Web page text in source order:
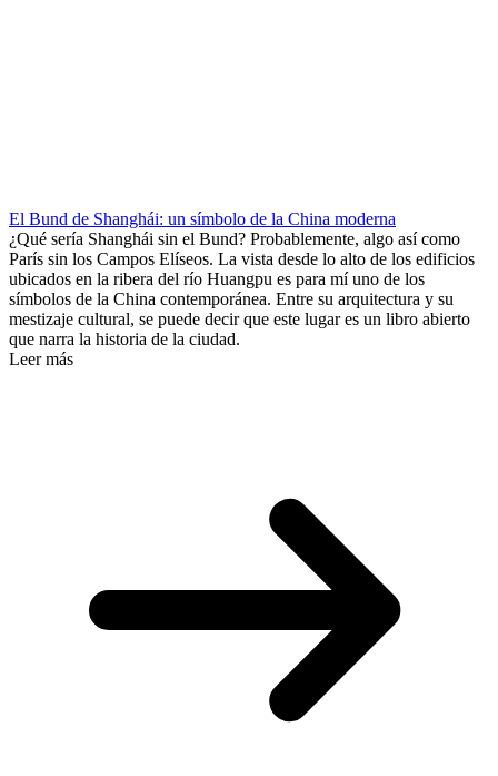
El Bund de Shanghái: un símbolo de la China moderna
¿Qué sería Shanghái sin el Bund? Probablemente, algo así como
París sin los Campos Elíseos. La vista desde lo alto de los edificios
ubicados en la ribera del río Huangpu es para mí uno de los
símbolos de la China contemporánea. Entre su arquitectura y su
mestizaje cultural, se puede decir que este lugar es un libro abierto
que narra la historia de la ciudad.
Leer más